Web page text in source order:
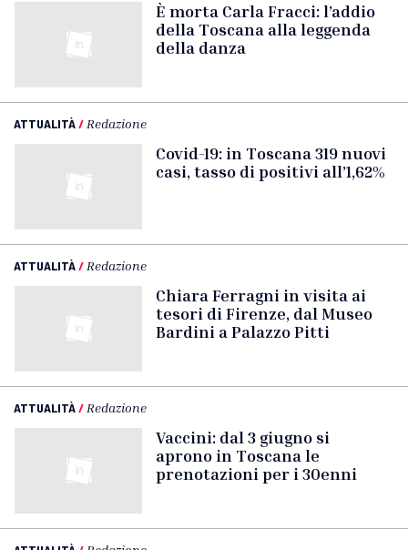
È morta Carla Fracci: l’addio
della Toscana alla leggenda
della danza
ATTUALITÀ/ Redazione
Covid-19: in Toscana 319 nuovi
casi, tasso di positivi all’1,62%
ATTUALITÀ/ Redazione
Chiara Ferragni in visita ai
tesori di Firenze, dal Museo
Bardini a Palazzo Pitti
ATTUALITÀ/ Redazione
Vaccini: dal 3 giugno si
aprono in Toscana le
prenotazioni per i 30enni